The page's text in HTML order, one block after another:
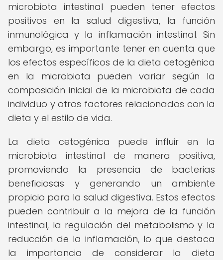
microbiota intestinal pueden tener efectos
positivos en la salud digestiva, la función
inmunológica y la inflamación intestinal. Sin
embargo, es importante tener en cuenta que
los efectos específicos de la dieta cetogénica
en la microbiota pueden variar según la
composición inicial de la microbiota de cada
individuo y otros factores relacionados con la
dieta y el estilo de vida.
La dieta cetogénica puede influir en la
microbiota intestinal de manera positiva,
promoviendo la presencia de bacterias
beneficiosas y generando un ambiente
propicio para la salud digestiva. Estos efectos
pueden contribuir a la mejora de la función
intestinal, la regulación del metabolismo y la
reducción de la inflamación, lo que destaca
la importancia de considerar la dieta